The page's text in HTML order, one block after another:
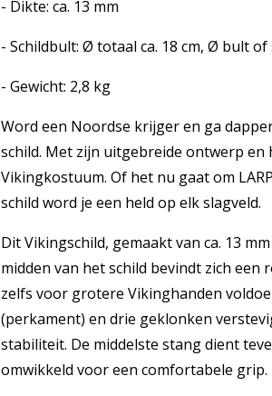
- Dikte: ca. 13 mm
- Schildbult: Ø totaal ca. 18 cm, Ø bult
- Gewicht: 2,8 kg
Word een Noordse krijger en ga
schild. Met zijn uitgebreide ontwerp
Vikingkostuum. Of het nu gaat om
schild word je een held op elk slagveld.
Dit Vikingschild, gemaakt van ca. 13
midden van het schild bevindt zich
zelfs voor grotere Vikinghanden
(perkament) en drie geklonken
stabiliteit. De middelste stang dient
omwikkeld voor een comfortabele grip.